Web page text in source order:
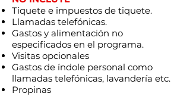
Tiquete e impuestos de tiquete.
Llamadas telefónicas.
Gastos y alimentación no
especificados en el programa.
Visitas opcionales
Gastos de índole personal como
llamadas telefónicas, lavandería etc.
Propinas